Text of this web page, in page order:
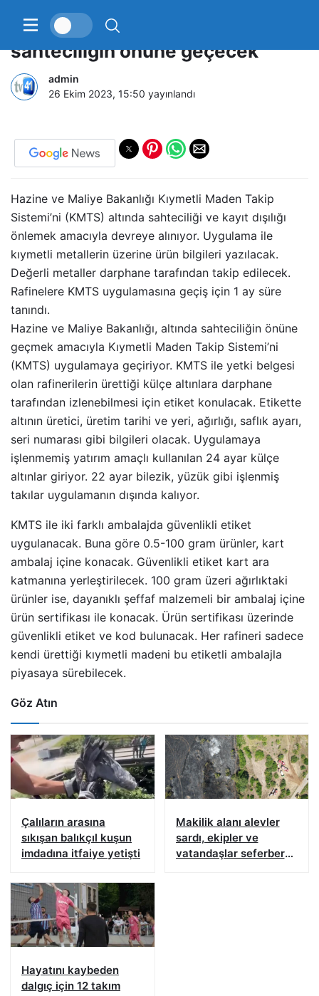
Kıymetli Maden Takip Sistemi
sahteciliğin önüne geçecek
admin
26 Ekim 2023, 15:50 yayınlandı
Hazine ve Maliye Bakanlığı Kıymetli Maden Takip
Sistemi’ni (KMTS) altında sahteciliği ve kayıt dışılığı
önlemek amacıyla devreye alınıyor. Uygulama ile
kıymetli metallerin üzerine ürün bilgileri yazılacak.
Değerli metaller darphane tarafından takip edilecek.
Rafinelere KMTS uygulamasına geçiş için 1 ay süre
tanındı.
Hazine ve Maliye Bakanlığı, altında sahteciliğin önüne
geçmek amacıyla Kıymetli Maden Takip Sistemi’ni
(KMTS) uygulamaya geçiriyor. KMTS ile yetki belgesi
olan rafinerilerin ürettiği külçe altınlara darphane
tarafından izlenebilmesi için etiket konulacak. Etikette
altının üretici, üretim tarihi ve yeri, ağırlığı, saflık ayarı,
seri numarası gibi bilgileri olacak. Uygulamaya
işlenmemiş yatırım amaçlı kullanılan 24 ayar külçe
altınlar giriyor. 22 ayar bilezik, yüzük gibi işlenmiş
takılar uygulamanın dışında kalıyor.
KMTS ile iki farklı ambalajda güvenlikli etiket
uygulanacak. Buna göre 0.5-100 gram ürünler, kart
ambalaj içine konacak. Güvenlikli etiket kart ara
katmanına yerleştirilecek. 100 gram üzeri ağırlıktaki
ürünler ise, dayanıklı şeffaf malzemeli bir ambalaj içine
ürün sertifikası ile konacak. Ürün sertifikası üzerinde
güvenlikli etiket ve kod bulunacak. Her rafineri sadece
kendi ürettiği kıymetli madeni bu etiketli ambalajla
piyasaya sürebilecek.
Göz Atın
Çalıların arasına
sıkışan balıkçıl kuşun
imdadına itfaiye yetişti
Makilik alanı alevler
sardı, ekipler ve
vatandaşlar seferber
Hayatını kaybeden
dalgıç için 12 takım